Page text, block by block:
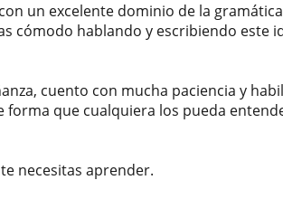
un excelente dominio de la
cómodo hablando y escribiendo este
cuento con mucha paciencia y
que cualquiera los pueda
necesitas aprender.